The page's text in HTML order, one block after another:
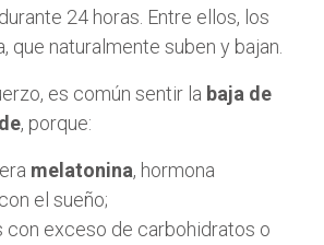
24 horas. Entre ellos, los
que naturalmente suben y bajan.
es común sentir la baja de
, porque:
melatonina, hormona
el sueño;
con exceso de carbohidratos o